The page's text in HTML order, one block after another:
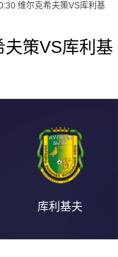
维尔克希夫策VS库利基
夫策VS库利基
库利基夫